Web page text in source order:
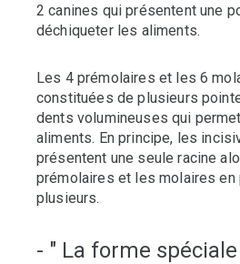
2 canines qui présentent une
déchiqueter les aliments.
Les 4 prémolaires et les 6
constituées de plusieurs
dents volumineuses qui
aliments. En principe, les
présentent une seule racine
prémolaires et les molaires en
plusieurs.
- " La forme